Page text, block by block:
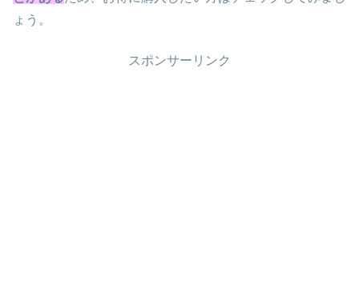
ょう。
スポンサーリンク